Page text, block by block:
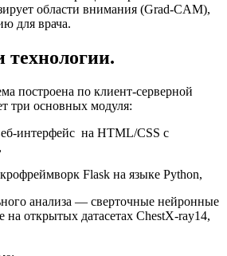
области внимания (Grad-CAM),
для врача.
технологии.
построена по клиент-серверной
три основных модуля:
интерфейс на HTML/CSS с
Flask на языке Python,
анализа — сверточные нейронные
открытых датасетах ChestX-ray14,